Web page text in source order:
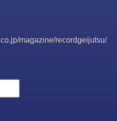
magazine/recordgeijutsu/